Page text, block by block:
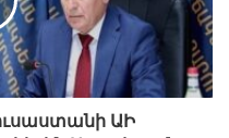
ԱԻ